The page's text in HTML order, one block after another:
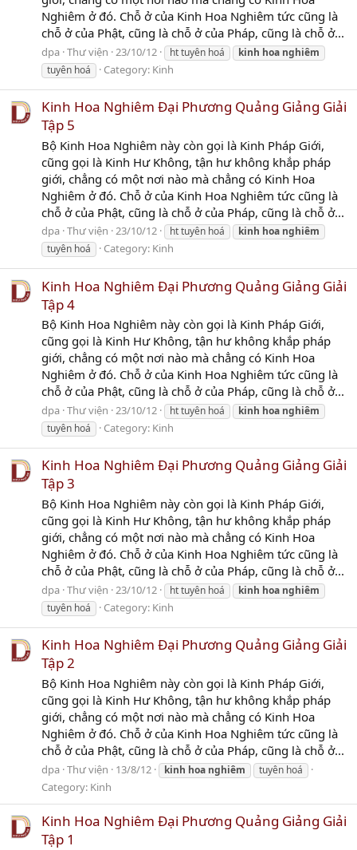
Nghiêm ở đó. Chỗ ở của Kinh Hoa Nghiêm tức cũng là
chỗ ở của Phật, cũng là chỗ ở của Pháp, cũng là chỗ ở...
dpa Thư viện 23/10/12 ht tuyên hoá kinh hoa nghiêm
tuyên hoá
Category: Kinh
Kinh Hoa Nghiêm Đại Phương Quảng Giảng Giải
Tập 5
Bộ Kinh Hoa Nghiêm này còn gọi là Kinh Pháp Giới,
cũng gọi là Kinh Hư Không, tận hư không khắp pháp
giới, chẳng có một nơi nào mà chẳng có Kinh Hoa
Nghiêm ở đó. Chỗ ở của Kinh Hoa Nghiêm tức cũng là
chỗ ở của Phật, cũng là chỗ ở của Pháp, cũng là chỗ ở...
dpa Thư viện 23/10/12 ht tuyên hoá kinh hoa nghiêm
tuyên hoá
Category: Kinh
Kinh Hoa Nghiêm Đại Phương Quảng Giảng Giải
Tập 4
Bộ Kinh Hoa Nghiêm này còn gọi là Kinh Pháp Giới,
cũng gọi là Kinh Hư Không, tận hư không khắp pháp
giới, chẳng có một nơi nào mà chẳng có Kinh Hoa
Nghiêm ở đó. Chỗ ở của Kinh Hoa Nghiêm tức cũng là
chỗ ở của Phật, cũng là chỗ ở của Pháp, cũng là chỗ ở...
dpa Thư viện 23/10/12 ht tuyên hoá kinh hoa nghiêm
tuyên hoá
Category: Kinh
Kinh Hoa Nghiêm Đại Phương Quảng Giảng Giải
Tập 3
Bộ Kinh Hoa Nghiêm này còn gọi là Kinh Pháp Giới,
cũng gọi là Kinh Hư Không, tận hư không khắp pháp
giới, chẳng có một nơi nào mà chẳng có Kinh Hoa
Nghiêm ở đó. Chỗ ở của Kinh Hoa Nghiêm tức cũng là
chỗ ở của Phật, cũng là chỗ ở của Pháp, cũng là chỗ ở...
dpa Thư viện 23/10/12 ht tuyên hoá kinh hoa nghiêm
tuyên hoá
Category: Kinh
Kinh Hoa Nghiêm Đại Phương Quảng Giảng Giải
Tập 2
Bộ Kinh Hoa Nghiêm này còn gọi là Kinh Pháp Giới,
cũng gọi là Kinh Hư Không, tận hư không khắp pháp
giới, chẳng có một nơi nào mà chẳng có Kinh Hoa
Nghiêm ở đó. Chỗ ở của Kinh Hoa Nghiêm tức cũng là
chỗ ở của Phật, cũng là chỗ ở của Pháp, cũng là chỗ ở...
dpa Thư viện 13/8/12 kinh hoa nghiêm tuyên hoá
Category: Kinh
Kinh Hoa Nghiêm Đại Phương Quảng Giảng Giải
Tập 1